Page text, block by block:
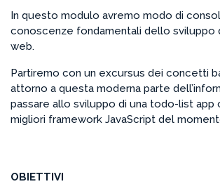
In questo modulo avremo modo di
conoscenze fondamentali dello sviluppo
web.
Partiremo con un excursus dei concetti
attorno a questa moderna parte
passare allo sviluppo di una todo-list app
migliori framework JavaScript del
OBIETTIVI